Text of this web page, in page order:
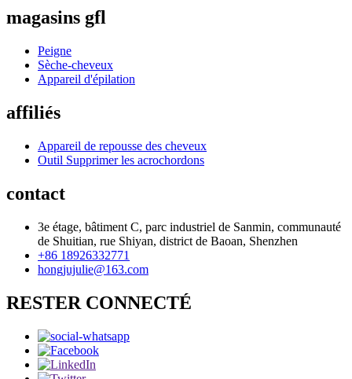
magasins gfl
Peigne
Sèche-cheveux
Appareil d'épilation
affiliés
Appareil de repousse des cheveux
Outil Supprimer les acrochordons
contact
3e étage, bâtiment C, parc industriel de Sanmin, communauté
de Shuitian, rue Shiyan, district de Baoan, Shenzhen
+86 18926332771
hongjujulie@163.com
RESTER CONNECTÉ